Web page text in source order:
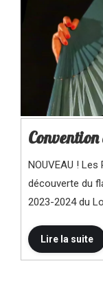
NOUVEAU !
découverte du
2023-2024 du